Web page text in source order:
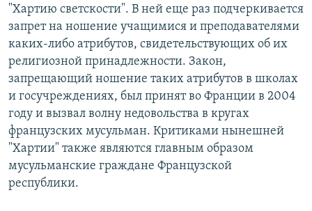
"Хартию светскости". В ней еще раз подчеркивается
запрет на ношение учащимися и преподавателями
каких-либо атрибутов, свидетельствующих об их
религиозной принадлежности. Закон,
запрещающий ношение таких атрибутов в школах
и госучреждениях, был принят во Франции в 2004
году и вызвал волну недовольства в кругах
французских мусульман. Критиками нынешней
"Хартии" также являются главным образом
мусульманские граждане Французской
республики.